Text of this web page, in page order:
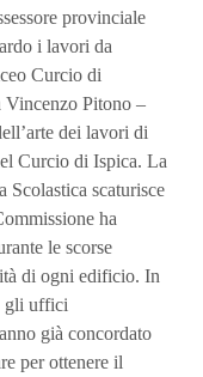
provinciale
i lavori da
Curcio di
Vincenzo Pitono –
dei lavori di
Curcio di Ispica. La
Scolastica scaturisce
ha
le scorse
di ogni edificio. In
gli uffici
già concordato
per ottenere il